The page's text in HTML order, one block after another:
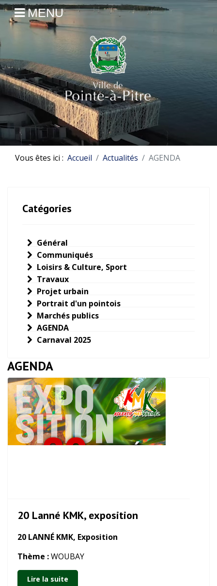
MENU
Vous êtes ici : Accueil Actualités AGENDA
Catégories
Général
Communiqués
Loisirs & Culture, Sport
Travaux
Projet urbain
Portrait d'un pointois
Marchés publics
AGENDA
Carnaval 2025
AGENDA
20 Lanné KMK, exposition
20 LANNÉ KMK, Exposition
Thème :WOUBAY
Lire la suite